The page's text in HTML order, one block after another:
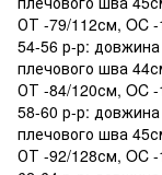
ОТ -79/112см, OC
54-56 р-р: довжина
плечового шва
ОТ -84/120см, OC
58-60 р-р: довжина
плечового шва
ОТ -92/128см, OC